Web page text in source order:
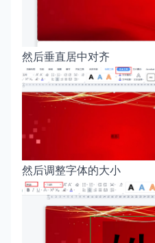
然后垂直居中对齐
然后调整字体的大小